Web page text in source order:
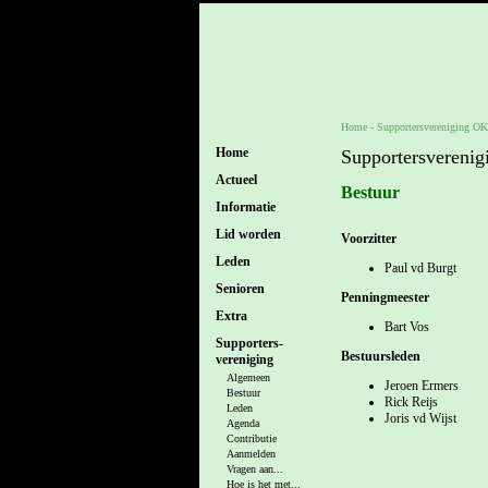
Home
Actueel
Informatie
Lid worden
Leden
Senioren
Extra
Supporters-
vereniging
Algemeen
Bestuur
Leden
Agenda
Contributie
Aanmelden
Vragen aan...
Hoe is het met...
Home- Supportersvereniging
Bestuur
Voorzitter
Paul vd Burgt
Penningmeester
Bart Vos
Bestuursleden
Jeroen Ermers
Rick Reijs
Joris vd Wijst